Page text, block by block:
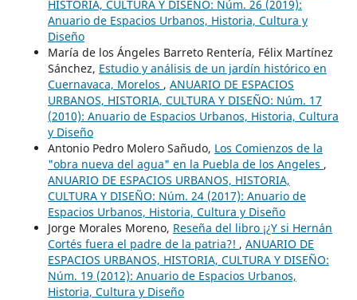
HISTORIA, CULTURA Y DISEÑO: Núm. 26 (2019):
Anuario de Espacios Urbanos, Historia, Cultura y
Diseño
María de los Ángeles Barreto Rentería, Félix Martínez
Sánchez, Estudio y análisis de un jardín histórico en
Cuernavaca, Morelos , ANUARIO DE ESPACIOS
URBANOS, HISTORIA, CULTURA Y DISEÑO: Núm. 17
(2010): Anuario de Espacios Urbanos, Historia, Cultura
y Diseño
Antonio Pedro Molero Sañudo, Los Comienzos de la
"obra nueva del agua" en la Puebla de los Angeles ,
ANUARIO DE ESPACIOS URBANOS, HISTORIA,
CULTURA Y DISEÑO: Núm. 24 (2017): Anuario de
Espacios Urbanos, Historia, Cultura y Diseño
Jorge Morales Moreno, Reseña del libro ¡¿Y si Hernán
Cortés fuera el padre de la patria?! , ANUARIO DE
ESPACIOS URBANOS, HISTORIA, CULTURA Y DISEÑO:
Núm. 19 (2012): Anuario de Espacios Urbanos,
Historia, Cultura y Diseño